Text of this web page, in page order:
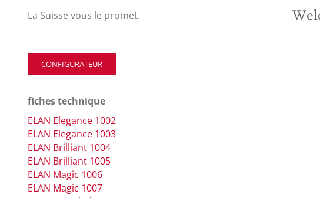
La Suisse vous le promet.
CONFIGURATEUR
fiches technique
ELAN Elegance 1002
ELAN Elegance 1003
ELAN Brilliant 1004
ELAN Brilliant 1005
ELAN Magic 1006
ELAN Magic 1007